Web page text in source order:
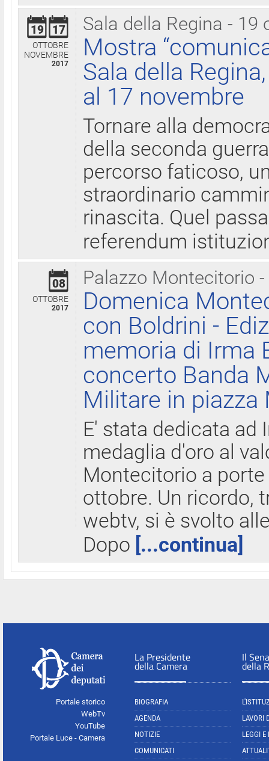
Sala della Regina - 19
19 17
OTTOBRE
NOVEMBRE
2017
Mostra
Sala della
al 17 novembre
Tornare alla
della seconda
percorso faticoso,
straordinario
rinascita. Quel
referendum
Palazzo Montecitorio
08
OTTOBRE
2017
Domenica
con Boldrini -
memoria di Irma
concerto Banda
Militare in
E' stata dedicata ad
medaglia d'oro al
Montecitorio a
ottobre. Un ricordo,
webtv, si è svolto
Dopo [...continua]
Portale storico
WebTv
YouTube
Portale Luce - Camera
La Presidente
della Camera
BIOGRAFIA
AGENDA
NOTIZIE
COMUNICATI
Il
della
LAVORI
LEGGI E